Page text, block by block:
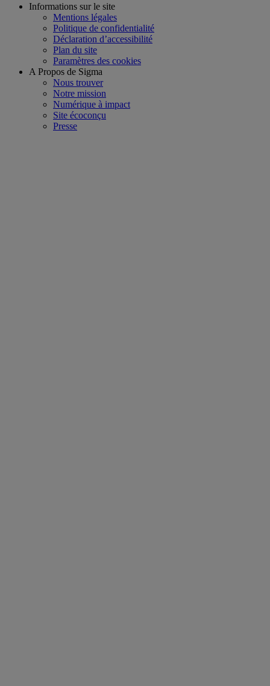
Informations sur le site
Mentions légales
Politique de confidentialité
Déclaration d’accessibilité
Plan du site
Paramètres des cookies
A Propos de Sigma
Nous trouver
Notre mission
Numérique à impact
Site écoconçu
Presse